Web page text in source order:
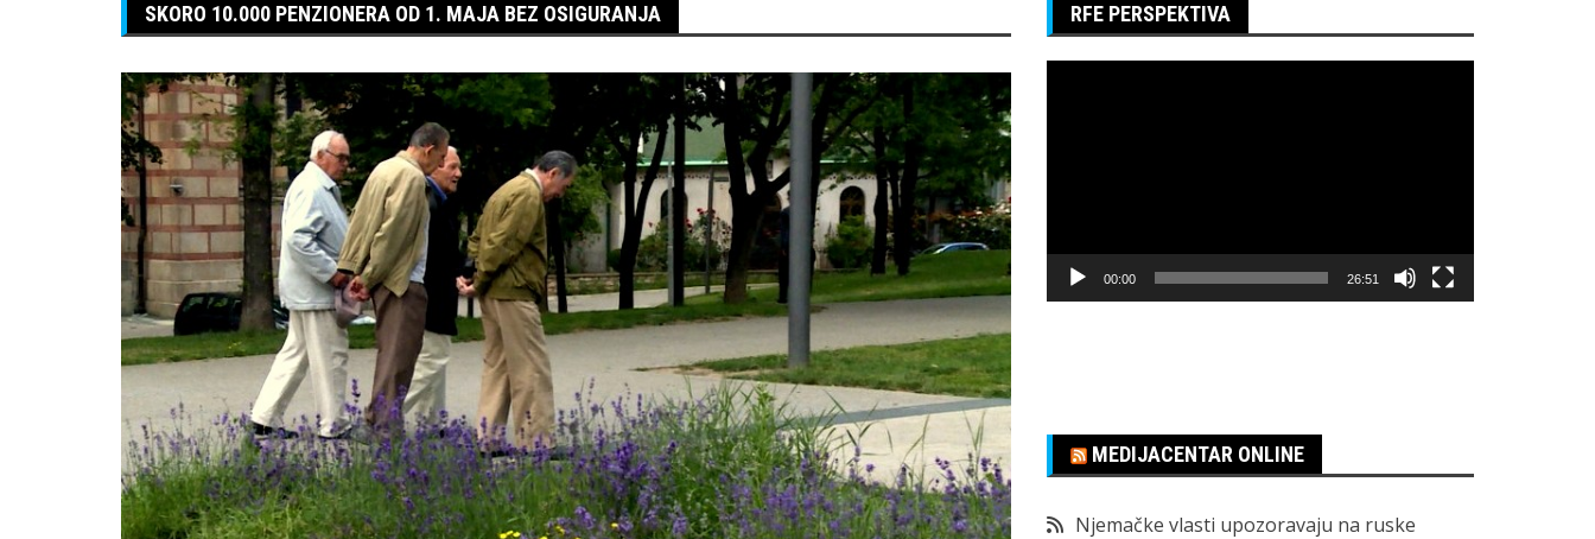
SKORO 10.000 PENZIONERA OD 1. MAJA BEZ OSIGURANJA RFE PERSPEKTIVA
00:00 26:51
MEDIJACENTAR ONLINE
Njemačke vlasti upozoravaju na ruske